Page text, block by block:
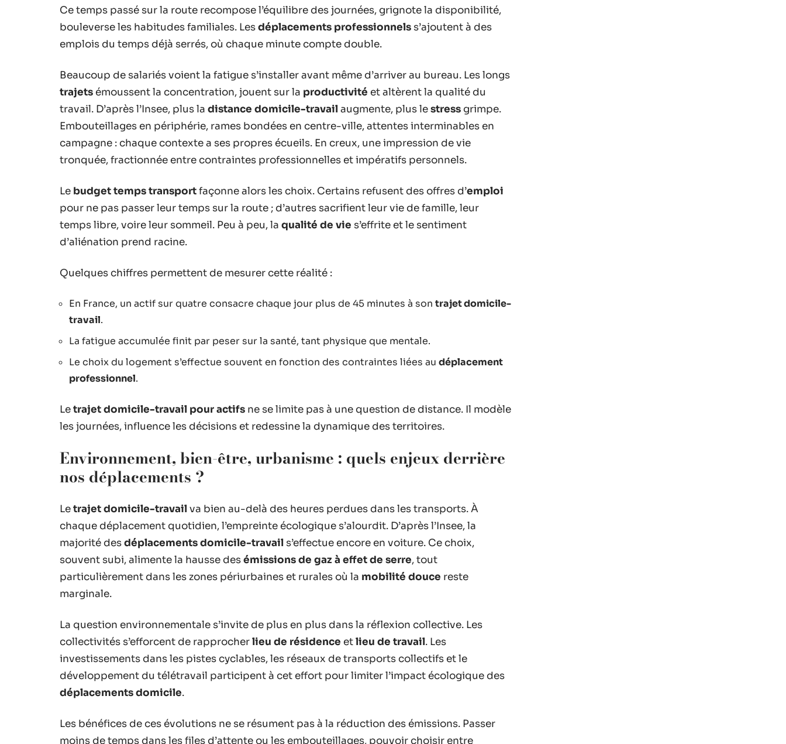
Ce temps passé sur la route recompose l’équilibre des journées, grignote la disponibilité,
bouleverse les habitudes familiales. Lesdéplacements professionnels s’ajoutent à des
emplois du temps déjà serrés, où chaque minute compte double.
Beaucoup de salariés voient la fatigue s’installer avant même d’arriver au bureau. Les longs
trajets émoussent la concentration, jouent sur la productivité et altèrent la qualité du
travail. D’après l’Insee, plus la distance domicile-travailaugmente, plus lestress grimpe.
Embouteillages en périphérie, rames bondées en centre-ville, attentes interminables en
campagne : chaque contexte a ses propres écueils. En creux, une impression de vie
tronquée, fractionnée entre contraintes professionnelles et impératifs personnels.
Le budget temps transportfaçonne alors les choix. Certains refusent des offres d’emploi
pour ne pas passer leur temps sur la route ; d’autres sacrifient leur vie de famille, leur
temps libre, voire leur sommeil. Peu à peu, la qualité de vie s’effrite et le sentiment
d’aliénation prend racine.
Quelques chiffres permettent de mesurer cette réalité :
En France, un actif sur quatre consacre chaque jour plus de 45 minutes à son trajet domicile-
travail.
La fatigue accumulée finit par peser sur la santé, tant physique que mentale.
Le choix du logement s’effectue souvent en fonction des contraintes liées au déplacement
professionnel.
Letrajet domicile-travail pour actifs ne se limite pas à une question de distance. Il modèle
les journées, influence les décisions et redessine la dynamique des territoires.
Environnement, bien-être, urbanisme : quels enjeux derrière
nos déplacements ?
Letrajet domicile-travailva bien au-delà des heures perdues dans les transports. À
chaque déplacement quotidien, l’empreinte écologique s’alourdit. D’après l’Insee, la
majorité desdéplacements domicile-travail s’effectue encore en voiture. Ce choix,
souvent subi, alimente la hausse desémissions de gaz à effet de serre, tout
particulièrement dans les zones périurbaines et rurales où la mobilité douce reste
marginale.
La question environnementale s’invite de plus en plus dans la réflexion collective. Les
collectivités s’efforcent de rapprocherlieu de résidence etlieu de travail. Les
investissements dans les pistes cyclables, les réseaux de transports collectifs et le
développement du télétravail participent à cet effort pour limiter l’impact écologique des
déplacements domicile.
Les bénéfices de ces évolutions ne se résument pas à la réduction des émissions. Passer
moins de temps dans les files d’attente ou les embouteillages, pouvoir choisir entre